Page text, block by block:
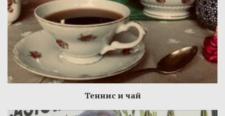
Теннис и чай